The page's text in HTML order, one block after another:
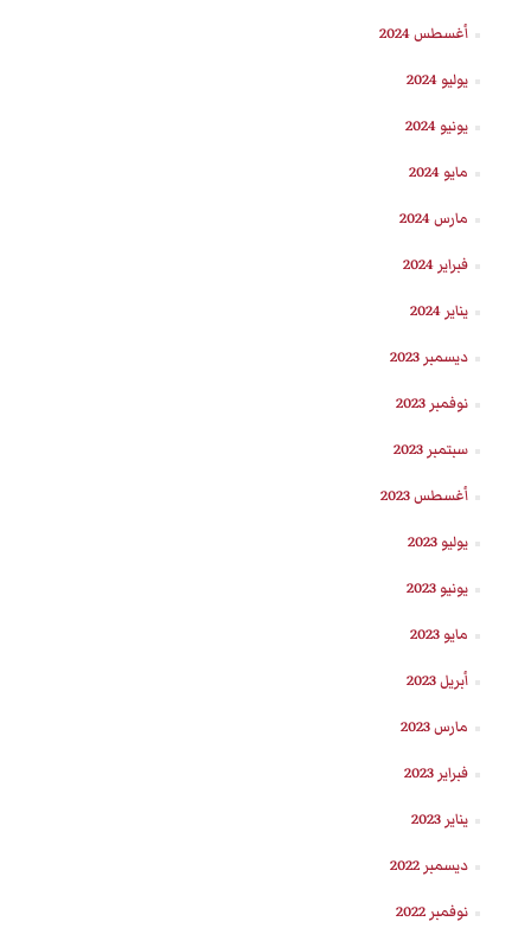
أغسطس 2024
يوليو 2024
يونيو 2024
مايو 2024
مارس 2024
فبراير 2024
يناير 2024
ديسمبر 2023
نوفمبر 2023
سبتمبر 2023
أغسطس 2023
يوليو 2023
يونيو 2023
مايو 2023
أبريل 2023
مارس 2023
فبراير 2023
يناير 2023
ديسمبر 2022
نوفمبر 2022